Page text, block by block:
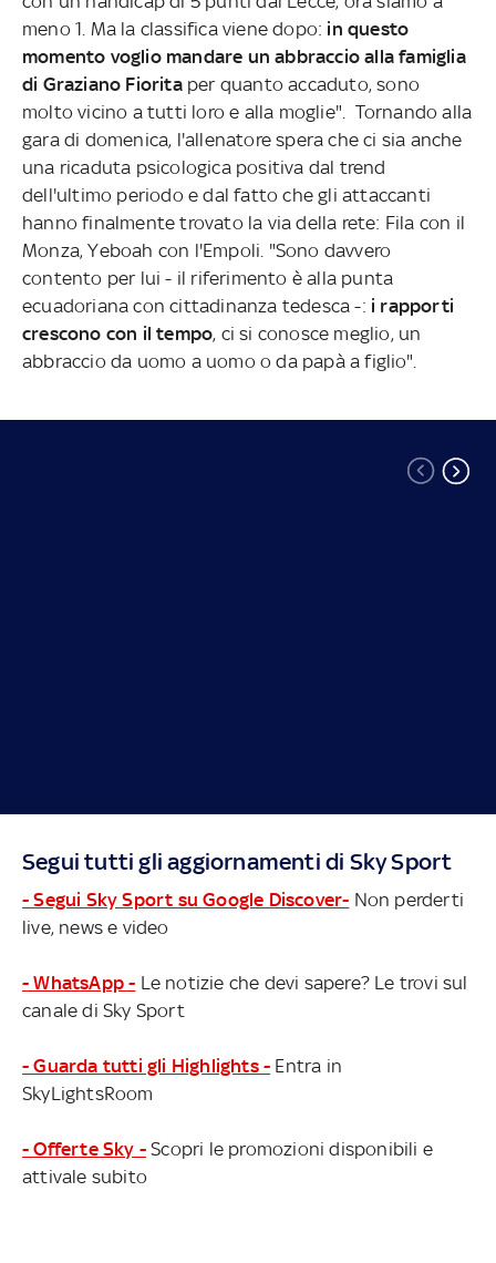
meno 1. Ma la classifica viene dopo: in questo
momento voglio mandare un abbraccio alla famiglia
di Graziano Fioritaper quanto accaduto, sono
molto vicino a tutti loro e alla moglie". Tornando alla
gara di domenica, l'allenatore spera che ci sia anche
una ricaduta psicologica positiva dal trend
dell'ultimo periodo e dal fatto che gli attaccanti
hanno finalmente trovato la via della rete: Fila con il
Monza, Yeboah con l'Empoli. "Sono davvero
contento per lui - il riferimento è alla punta
ecuadoriana con cittadinanza tedesca -: i rapporti
crescono con il tempo, ci si conosce meglio, un
abbraccio da uomo a uomo o da papà a figlio".
Segui tutti gli aggiornamenti di Sky Sport
- Segui Sky Sport su Google Discover- Non perderti
live, news e video
- WhatsApp - Le notizie che devi sapere? Le trovi sul
canale di Sky Sport
- Guarda tutti gli Highlights - Entra in
SkyLightsRoom
- Offerte Sky - Scopri le promozioni disponibili e
attivale subito